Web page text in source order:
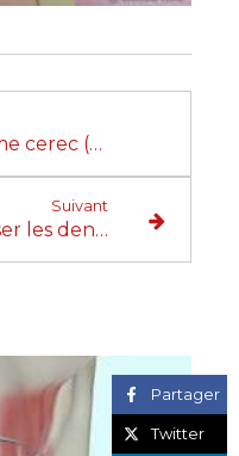
Intérêt du système cerec (ceramic reconstruction)
Suivant
Comment bien se brosser les dents ?
Partager
Twitter